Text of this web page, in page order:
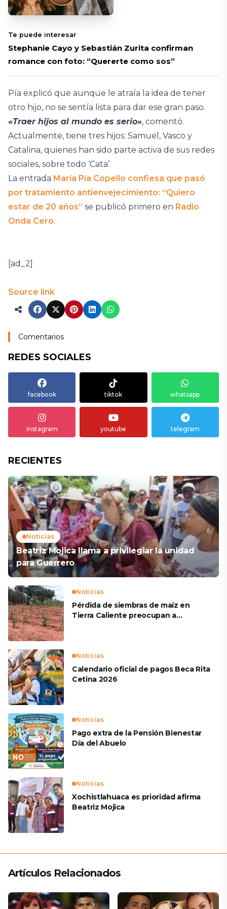
Te puede interesar
Stephanie Cayo y Sebastián Zurita confirman
romance con foto: “Quererte como sos”
Pía explicó que aunque le atraía la idea de tener
otro hijo, no se sentía lista para dar ese gran paso.
«Traer hijos al mundo es serio», comentó.
Actualmente, tiene tres hijos: Samuel, Vasco y
Catalina, quienes han sido parte activa de sus redes
sociales, sobre todo ‘Cata’.
La entrada María Pía Copello confiesa que pasó
por tratamiento antienvejecimiento: “Quiero
estar de 20 años” se publicó primero en Radio
Onda Cero.
[ad_2]
Source link
Comentarios
REDES SOCIALES
facebook tiktok whatsapp
instagram youtube telegram
RECIENTES
Noticias
Beatriz Mojica llama a privilegiar la unidad
para Guerrero
Noticias
Pérdida de siembras de maíz en
Tierra Caliente preocupan a
Noticias
Calendario oficial de pagos Beca Rita
Cetina 2026
Noticias
Pago extra de la Pensión Bienestar
Día del Abuelo
Noticias
Xochistlahuaca es prioridad afirma
Beatriz Mojica
Artículos Relacionados